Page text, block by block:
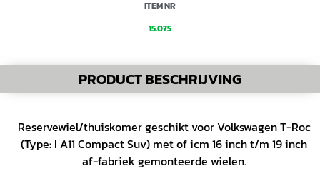
ITEM NR
15.075
PRODUCT BESCHRIJVING
Reservewiel/thuiskomer geschikt voor Volkswagen T-Roc
(Type: I A11 Compact Suv) met of icm 16 inch t/m 19 inch
af-fabriek gemonteerde wielen.